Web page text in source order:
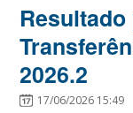
2026.2
17/06/2026 15:49